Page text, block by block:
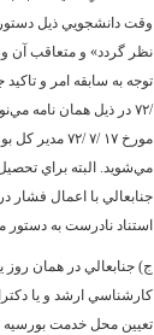
وقت دانشجويي ذيل
مورخ ‌١٧ /‌٧
مي‌شويد. البته براي
استناد نادرست به
کارشناسي ارشد و يا
تعيين محل خدمت